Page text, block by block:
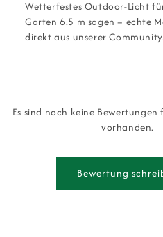
Wetterfestes Outdoor-Licht
Garten 6.5 m sagen – echte
direkt aus unserer Community.
Es sind noch keine
vorhanden.
Bewertung